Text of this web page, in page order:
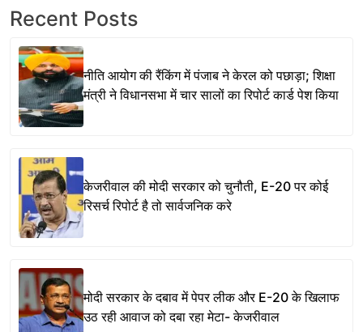
Recent Posts
नीति आयोग की रैंकिंग में पंजाब ने केरल को पछाड़ा; शिक्षा
मंत्री ने विधानसभा में चार सालों का रिपोर्ट कार्ड पेश किया
केजरीवाल की मोदी सरकार को चुनौती, E-20 पर कोई
रिसर्च रिपोर्ट है तो सार्वजनिक करे
मोदी सरकार के दबाव में पेपर लीक और E-20 के खिलाफ
उठ रही आवाज को दबा रहा मेटा- केजरीवाल